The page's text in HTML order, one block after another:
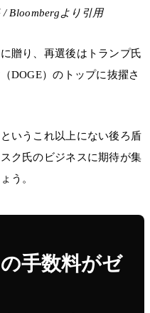
Bloombergより引用
贈り、再選後はトランプ氏
DOGE）のトップに抜擢さ
いうこれ以上にない後ろ盾
ク氏のビジネスに期待が集
う。
手数料がゼ